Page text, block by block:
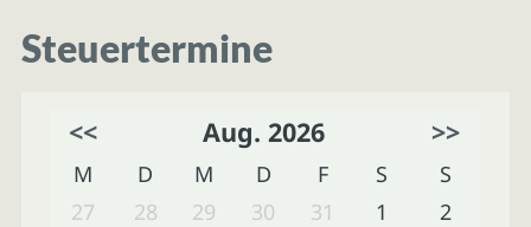
Steuertermine
<< Aug. 2026 >>
M D M D F S
S
27
28 29 30 31 1
2